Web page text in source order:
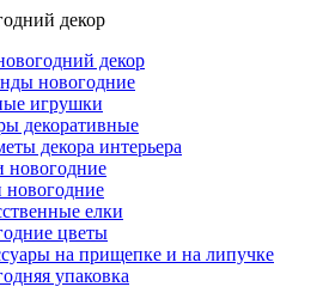
декор
декор
новогодние
игрушки
декоративные
декора интерьера
новогодние
новогодние
елки
цветы
на прищепке и на липучке
упаковка